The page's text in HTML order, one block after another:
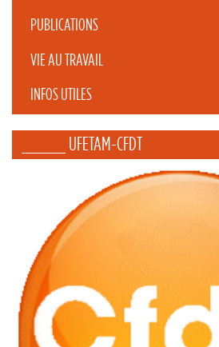
PUBLICATIONS
VIE AU TRAVAIL
INFOS UTILES
_____ UFETAM-CFDT